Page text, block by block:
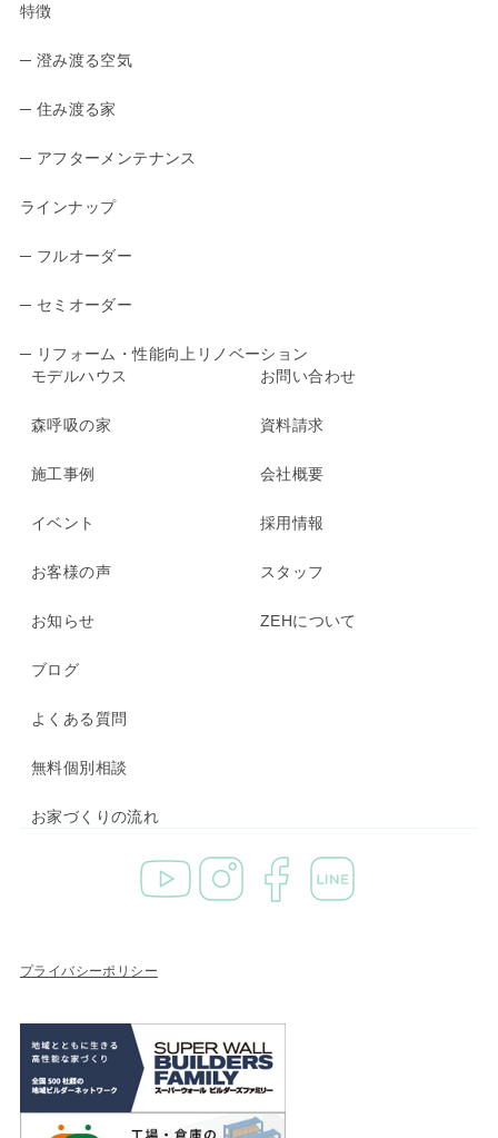
特徴
─ 澄み渡る空気
─ 住み渡る家
─ アフターメンテナンス
ラインナップ
─ フルオーダー
─ セミオーダー
─ リフォーム・性能向上リノベーション
モデルハウス
森呼吸の家
施工事例
イベント
お客様の声
お知らせ
ブログ
よくある質問
無料個別相談
お家づくりの流れ
お問い合わせ
資料請求
会社概要
採用情報
スタッフ
ZEHについて
プライバシーポリシー